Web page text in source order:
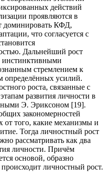
действий
проявляются в
доминировать КФД,
что согласуется с
Дальнейший рост
инстинктивными
стремлением к
определённых усилий.
роста, связанные с
развития личности в
Э. Эриксоном [19].
закономерностей
от того, какие механизмы и
Тогда личностный рост
рассматривать как два
личности. Причём
основой, образно
личностный рост.